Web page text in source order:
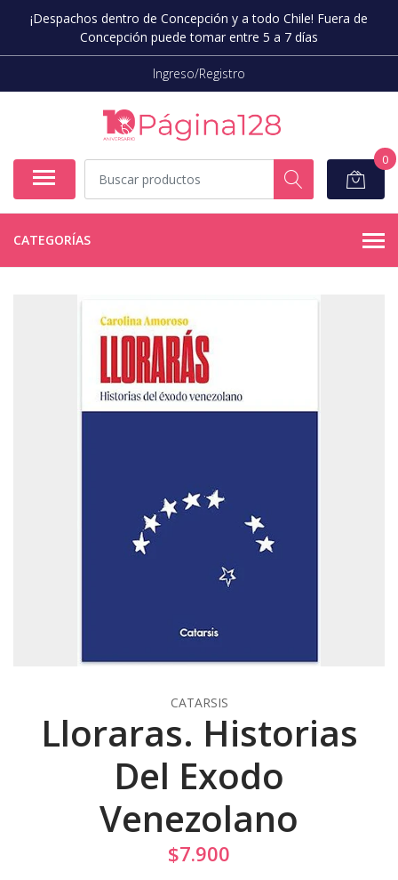
¡Despachos dentro de Concepción y a todo Chile! Fuera de
Concepción puede tomar entre 5 a 7 días
Ingreso/Registro
0
CATEGORÍAS
CATARSIS
Lloraras. Historias
Del Exodo
Venezolano
$7.900